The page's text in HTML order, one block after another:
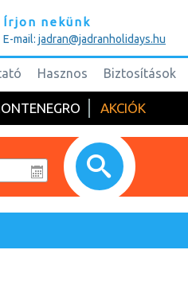
Írjon nekünk
E-mail: jadran@jadranholidays.hu
Hasznos Biztosítások
AKCIÓK